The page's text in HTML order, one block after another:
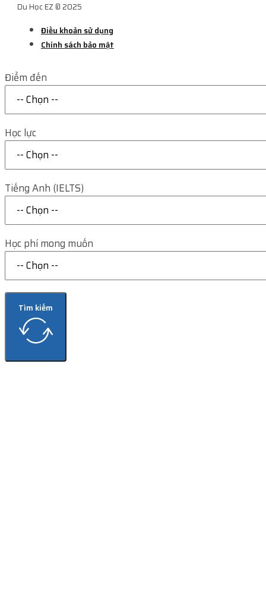
Du Học EZ © 2025
Điều khoản sử dụng
Chính sách bảo mật
Điểm đến
Học lực
Tiếng Anh (IELTS)
Học phí mong muốn
Tìm kiếm